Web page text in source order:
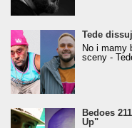
Tede
No i mamy
sceny -
Bedoes
Up"